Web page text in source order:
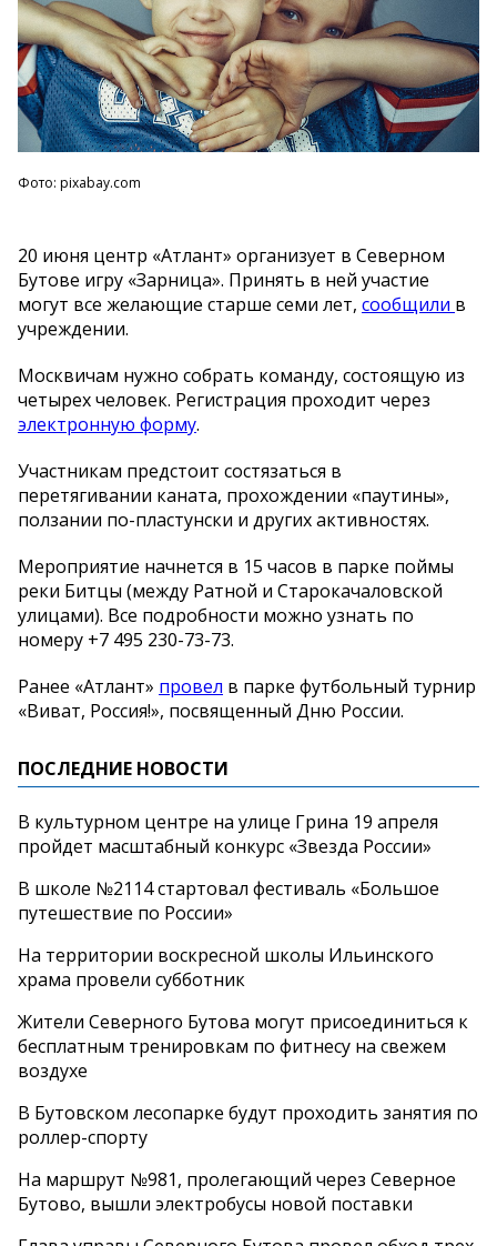
Фото: pixabay.com
20 июня центр «Атлант» организует в Северном
Бутове игру «Зарница». Принять в ней участие
могут все желающие старше семи лет, сообщили в
учреждении.
Москвичам нужно собрать команду, состоящую из
четырех человек. Регистрация проходит через
электронную форму.
Участникам предстоит состязаться в
перетягивании каната, прохождении «паутины»,
ползании по-пластунски и других активностях.
Мероприятие начнется в 15 часов в парке поймы
реки Битцы (между Ратной и Старокачаловской
улицами). Все подробности можно узнать по
номеру +7 495 230-73-73.
Ранее «Атлант» провел в парке футбольный турнир
«Виват, Россия!», посвященный Дню России.
ПОСЛЕДНИЕ НОВОСТИ
В культурном центре на улице Грина 19 апреля
пройдет масштабный конкурс «Звезда России»
В школе №2114 стартовал фестиваль «Большое
путешествие по России»
На территории воскресной школы Ильинского
храма провели субботник
Жители Северного Бутова могут присоединиться к
бесплатным тренировкам по фитнесу на свежем
воздухе
В Бутовском лесопарке будут проходить занятия по
роллер-спорту
На маршрут №981, пролегающий через Северное
Бутово, вышли электробусы новой поставки